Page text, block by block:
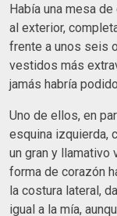
Había una mesa
al exterior,
frente a unos seis
vestidos más
jamás habría
Uno de ellos, en
esquina izquierda,
un gran y llamativo
forma de corazón
la costura lateral,
igual a la mía,